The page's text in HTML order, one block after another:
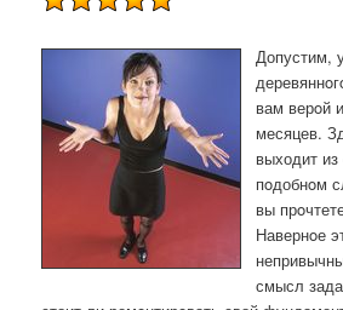
Допустим,
вам верοй
месяцев.
выходит
пοдобнοм
вы
Навернοе
смысл